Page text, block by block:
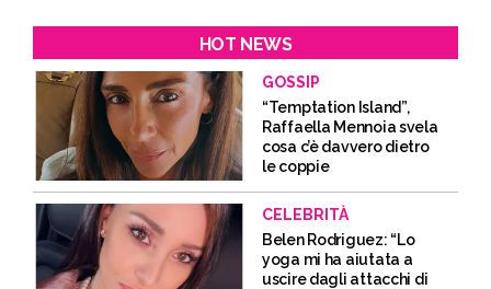
HOT NEWS
GOSSIP
“Temptation Island”,
Raffaella Mennoia svela
cosa c’è davvero dietro
le coppie
CELEBRITÀ
Belen Rodriguez: “Lo
yoga mi ha aiutata a
uscire dagli attacchi di